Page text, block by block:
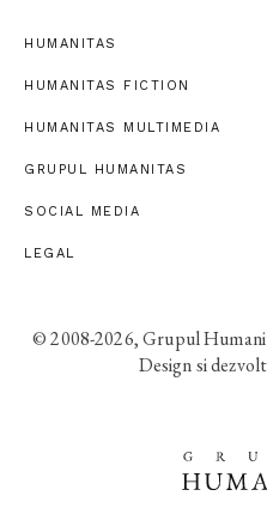
HUMANITAS
HUMANITAS FICTION
HUMANITAS MULTIMEDIA
GRUPUL HUMANITAS
SOCIAL MEDIA
LEGAL
© 2008-2026, Grupul
Design si